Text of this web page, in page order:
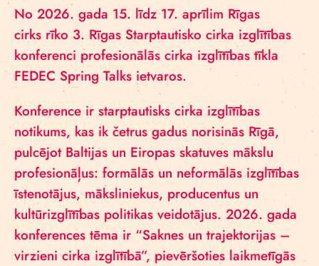
No 2026. gada 15. līdz 17. aprīlim Rīgas
cirks rīko 3. Rīgas Starptautisko cirka izglītības
konferenci profesionālās cirka izglītības tīkla
FEDEC Spring Talks ietvaros.
Konference ir starptautisks cirka izglītības
notikums, kas ik četrus gadus norisinās Rīgā,
pulcējot Baltijas un Eiropas skatuves mākslu
profesionāļus: formālās un neformālās izglītības
īstenotājus, māksliniekus, producentus un
kultūrizglītības politikas veidotājus. 2026. gada
konferences tēma ir “Saknes un trajektorijas –
virzieni cirka izglītībā”, pievēršoties laikmetīgās